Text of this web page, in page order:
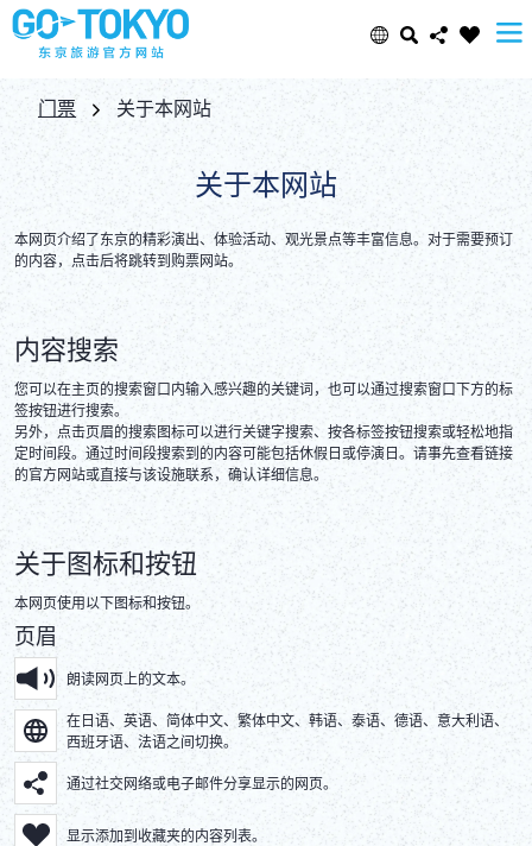
Select Language
日本語
ENGLISH
中文(简体)
中文(繁體/正體)
한글
ภาษาไทย
DEUTSCH
ITALIANO
ESPAÑOL
FRANÇAIS
Share this page
X (Twitter)
Email
Copy URL
门票 关于本网站
关于本网站
本网页介绍了东京的精彩演出、体验活动、观光景点等丰富信息。对于需要预订
的内容，点击后将跳转到购票网站。
内容搜索
您可以在主页的搜索窗口内输入感兴趣的关键词，也可以通过搜索窗口下方的标
签按钮进行搜索。
另外，点击页眉的搜索图标可以进行关键字搜索、按各标签按钮搜索或轻松地指
定时间段。通过时间段搜索到的内容可能包括休假日或停演日。请事先查看链接
关于图标和按钮
本网页使用以下图标和按钮。
页眉
朗读网页上的文本。
在日语、英语、简体中文、繁体中文、韩语、泰语、德语、意大利语、
西班牙语、法语之间切换。
通过社交网络或电子邮件分享显示的网页。
显示添加到收藏夹的内容列表。